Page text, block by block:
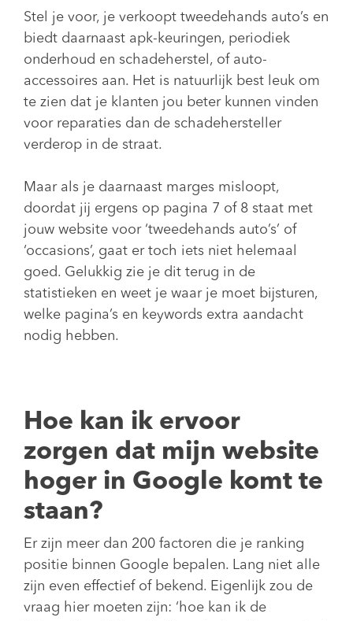
Stel je voor, je verkoopt tweedehands auto’s en
biedt daarnaast apk-keuringen, periodiek
onderhoud en schadeherstel, of auto-
accessoires aan. Het is natuurlijk best leuk om
te zien dat je klanten jou beter kunnen vinden
voor reparaties dan de schadehersteller
verderop in de straat.
Maar als je daarnaast marges misloopt,
doordat jij ergens op pagina 7 of 8 staat met
jouw website voor ‘tweedehands auto’s’ of
‘occasions’, gaat er toch iets niet helemaal
goed. Gelukkig zie je dit terug in de
statistieken en weet je waar je moet bijsturen,
welke pagina’s en keywords extra aandacht
nodig hebben.
Hoe kan ik ervoor
zorgen dat mijn website
hoger in Google komt te
staan?
Er zijn meer dan 200 factoren die je ranking
positie binnen Google bepalen. Lang niet alle
zijn even effectief of bekend. Eigenlijk zou de
vraag hier moeten zijn: ‘hoe kan ik de